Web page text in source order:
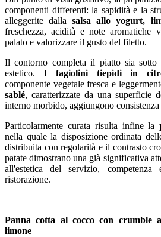
componenti differenti: la sapidità e la
alleggerite dallasalsa allo yogurt,
freschezza, acidità e note aromatiche
palato e valorizzare il gusto del filetto.
Il contorno completa il piatto sia
estetico. I fagiolini tiepidi in
componente vegetale fresca e
sablé, caratterizzate da una superficie
interno morbido, aggiungono
Particolarmente curata risulta infine la
nella quale la disposizione ordinata
distribuita con regolarità e il contrasto
patate dimostrano una già significativa
all'estetica del servizio, competenza
ristorazione.
Panna cotta al cocco con crumble
limone